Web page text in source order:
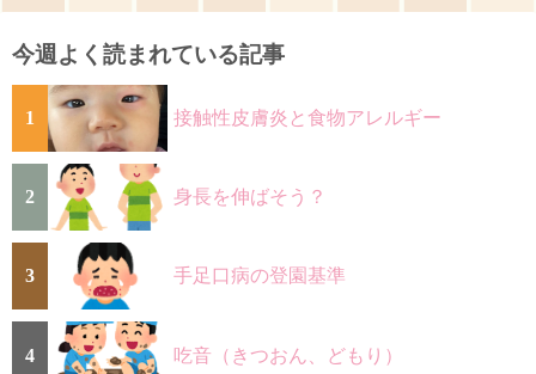
今週よく読まれている記事
1 接触性皮膚炎と食物アレルギー
2 身長を伸ばそう？
3 手足口病の登園基準
4 吃音（きつおん、どもり）